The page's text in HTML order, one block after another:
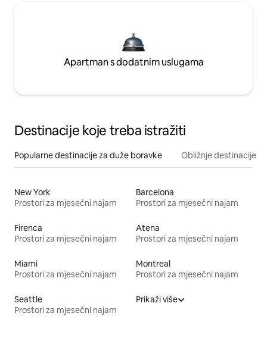
Apartman s dodatnim uslugama
Destinacije koje treba istražiti
Popularne destinacije za duže boravke Obližnje destinacije
New York
Prostori za mjesečni najam
Barcelona
Prostori za mjesečni najam
Firenca
Prostori za mjesečni najam
Atena
Prostori za mjesečni najam
Miami
Prostori za mjesečni najam
Montreal
Prostori za mjesečni najam
Seattle
Prostori za mjesečni najam
Prikaži više